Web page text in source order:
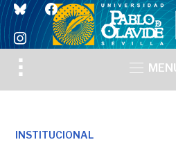
blueskyfacebook
instagram
Toggle
sidebar
INSTITUCIONAL